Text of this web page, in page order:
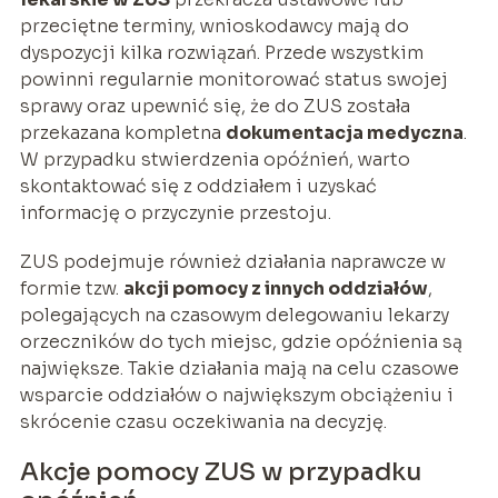
przeciętne terminy, wnioskodawcy mają do
dyspozycji kilka rozwiązań. Przede wszystkim
powinni regularnie monitorować status swojej
sprawy oraz upewnić się, że do ZUS została
przekazana kompletna dokumentacja medyczna.
W przypadku stwierdzenia opóźnień, warto
skontaktować się z oddziałem i uzyskać
informację o przyczynie przestoju.
ZUS podejmuje również działania naprawcze w
formie tzw. akcji pomocy z innych oddziałów,
polegających na czasowym delegowaniu lekarzy
orzeczników do tych miejsc, gdzie opóźnienia są
największe. Takie działania mają na celu czasowe
wsparcie oddziałów o największym obciążeniu i
skrócenie czasu oczekiwania na decyzję.
Akcje pomocy ZUS w przypadku